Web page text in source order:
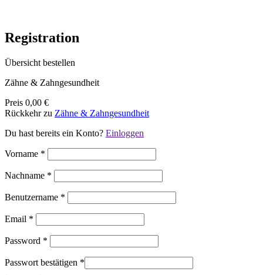
Registration
Übersicht bestellen
Zähne & Zahngesundheit
Preis 0,00 €
Rückkehr zu Zähne & Zahngesundheit
Du hast bereits ein Konto? Einloggen
Vorname *
Nachname *
Benutzername *
Email *
Password *
Passwort bestätigen *